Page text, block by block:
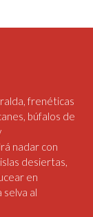
frenéticas
búfalos de
nadar con
desiertas,
en
al